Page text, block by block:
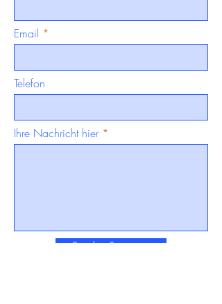
Email
Telefon
Ihre Nachricht hier
Senden &amp;gt;